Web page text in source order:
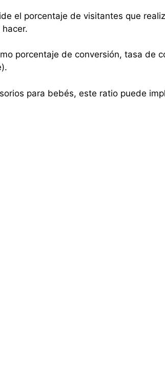
el porcentaje de visitantes que
porcentaje de conversión, tasa de
para bebés, este ratio puede